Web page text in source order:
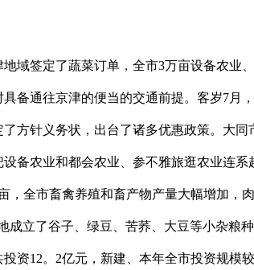
签定了蔬菜订单，全市3万亩设备农业
备通往京津的便当的交通前提。客岁7月
方针义务状，出台了诸多优惠政策。大
备农业和都会农业、参不雅旅逛农业连
全市畜禽养殖和畜产物产量大幅增加，
成立了谷子、绿豆、苦荞、大豆等小杂
资12。2亿元，新建、本年全市投资规模